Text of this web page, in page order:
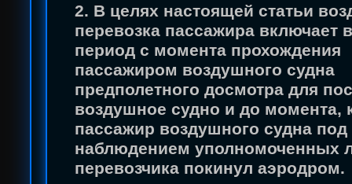
2. В целях настоящей статьи
перевозка пассажира включает
период с момента прохождения
пассажиром воздушного судна
предполетного досмотра для
воздушное судно и до момента,
пассажир воздушного судна под
наблюдением уполномоченных
перевозчика покинул аэродром.